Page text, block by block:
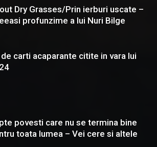
Dry Grasses/Prin ierburi uscate –
profunzime a lui Nuri Bilge
carti acaparante citite in vara lui
povesti care nu se termina bine
toata lumea – Vei cere si altele